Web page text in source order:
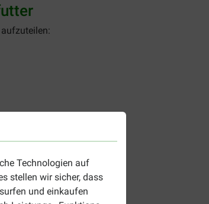
Technologien auf
stellen wir sicher, dass
und einkaufen
Alter 8 - 12 Monate